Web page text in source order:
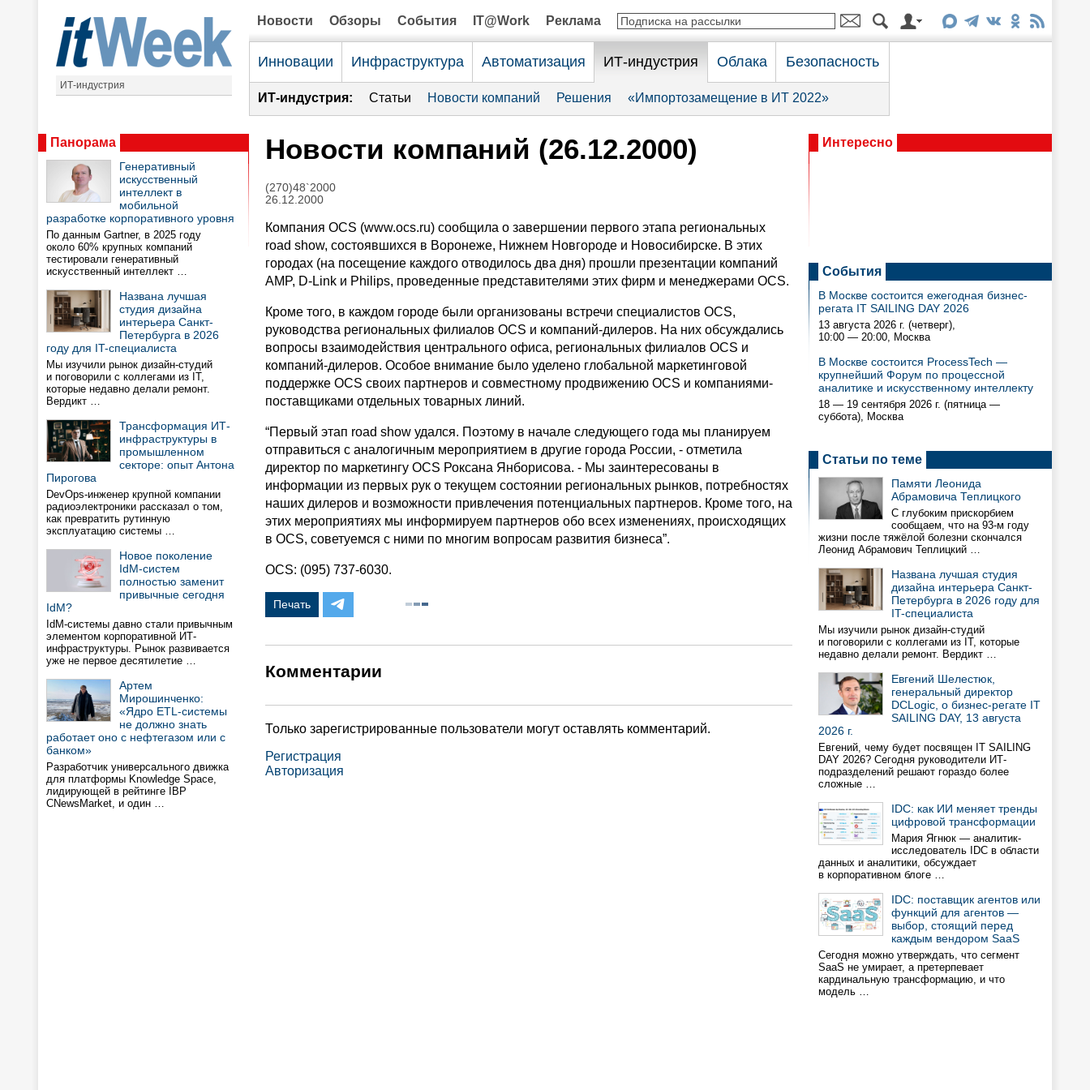
ИТ-индустрия
Новости Обзоры События IT@Work Реклама
Инновации Инфраструктура Автоматизация ИТ-индустрия Облака Безопасность
ИТ-индустрия: Статьи Новости компаний Решения «Импортозамещение в ИТ 2022»
Панорама
Генеративный
искусственный
интеллект в
мобильной
разработке корпоративного уровня
По данным Gartner, в 2025 году
около 60% крупных компаний
тестировали генеративный
искусственный интеллект …
Названа лучшая
студия дизайна
интерьера Санкт-
Петербурга в 2026
году для IT-специалиста
Мы изучили рынок дизайн-студий
и поговорили с коллегами из IT,
которые недавно делали ремонт.
Вердикт …
Трансформация ИТ-
инфраструктуры в
промышленном
секторе: опыт Антона
Пирогова
DevOps-инженер крупной компании
радиоэлектроники рассказал о том,
как превратить рутинную
эксплуатацию системы …
Новое поколение
IdM-систем
полностью заменит
привычные сегодня
IdM?
IdM-системы давно стали привычным
элементом корпоративной ИТ-
инфраструктуры. Рынок развивается
уже не первое десятилетие …
Артем
Мирошинченко:
«Ядро ETL-системы
не должно знать
работает оно с нефтегазом или с
банком»
Разработчик универсального движка
для платформы Knowledge Space,
лидирующей в рейтинге IBP
CNewsMarket, и один …
Новости компаний (26.12.2000)
(270)48`2000
26.12.2000
Компания OCS (www.ocs.ru) сообщила о завершении первого этапа региональных
road show, состоявшихся в Воронеже, Нижнем Новгороде и Новосибирске. В этих
городах (на посещение каждого отводилось два дня) прошли презентации компаний
AMP, D-Link и Philips, проведенные представителями этих фирм и менеджерами OCS.
Кроме того, в каждом городе были организованы встречи специалистов OCS,
руководства региональных филиалов OCS и компаний-дилеров. На них обсуждались
вопросы взаимодействия центрального офиса, региональных филиалов OCS и
компаний-дилеров. Особое внимание было уделено глобальной маркетинговой
поддержке OCS своих партнеров и совместному продвижению OCS и компаниями-
поставщиками отдельных товарных линий.
“Первый этап road show удался. Поэтому в начале следующего года мы планируем
отправиться с аналогичным мероприятием в другие города России, - отметила
директор по маркетингу OCS Роксана Янборисова. - Мы заинтересованы в
информации из первых рук о текущем состоянии региональных рынков, потребностях
наших дилеров и возможности привлечения потенциальных партнеров. Кроме того, на
этих мероприятиях мы информируем партнеров обо всех изменениях, происходящих
в OCS, советуемся с ними по многим вопросам развития бизнеса”.
OCS: (095) 737-6030.
Печать
Комментарии
Только зарегистрированные пользователи могут оставлять комментарий.
Регистрация
Авторизация
Интересно
События
В Москве состоится ежегодная бизнес-
регата IT SAILING DAY 2026
13 августа 2026 г. (четверг),
10:00 — 20:00, Москва
В Москве состоится ProcessTech —
крупнейший Форум по процессной
аналитике и искусственному интеллекту
18 — 19 сентября 2026 г. (пятница —
суббота), Москва
Статьи по теме
Памяти Леонида
Абрамовича Теплицкого
С глубоким прискорбием
сообщаем, что на 93-м году
жизни после тяжёлой болезни скончался
Леонид Абрамович Теплицкий …
Названа лучшая студия
дизайна интерьера Санкт-
Петербурга в 2026 году для
IT-специалиста
Мы изучили рынок дизайн-студий
и поговорили с коллегами из IT, которые
недавно делали ремонт. Вердикт …
Евгений Шелестюк,
генеральный директор
DCLogic, о бизнес-регате IT
SAILING DAY, 13 августа
2026 г.
Евгений, чему будет посвящен IT SAILING
DAY 2026? Сегодня руководители ИТ-
подразделений решают гораздо более
сложные …
IDC: как ИИ меняет тренды
цифровой трансформации
Мария Ягнюк — аналитик-
исследователь IDC в области
данных и аналитики, обсуждает
в корпоративном блоге …
IDC: поставщик агентов или
функций для агентов —
выбор, стоящий перед
каждым вендором SaaS
Сегодня можно утверждать, что сегмент
SaaS не умирает, а претерпевает
кардинальную трансформацию, и что
модель …